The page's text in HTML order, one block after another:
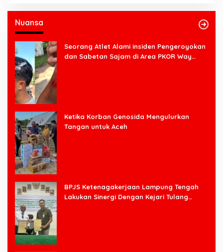
Nuansa
Seorang Atlet Alami insiden Pengeroyokan
dan Sabetan Sajam di Area PKOR Way
Ketika Korban Genosida Mengulurkan
Tangan untuk Aceh
BPJS Ketenagakerjaan Lampung Tengah
Lakukan Sinergi Dengan Kejari Tulang